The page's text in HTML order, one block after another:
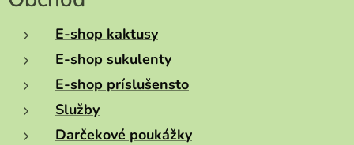
E-shop kaktusy
E-shop sukulenty
E-shop príslušensto
Služby
Darčekové poukážky